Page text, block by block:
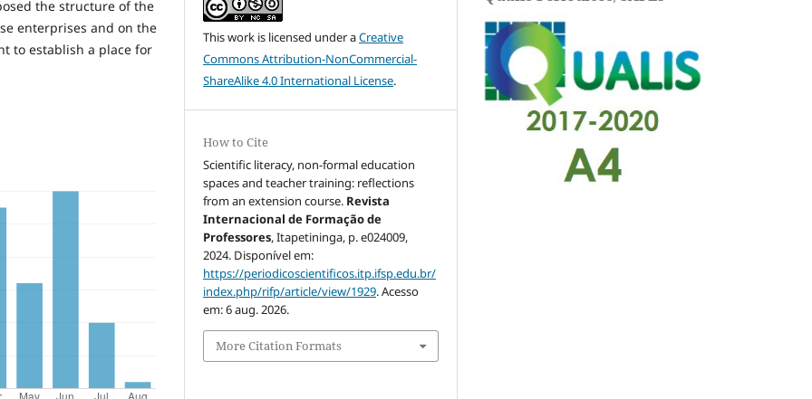
the structure of the
enterprises and on the
to establish a place for
This work is licensed under aCreative
Commons Attribution-NonCommercial-
ShareAlike 4.0 International License.
How to Cite
Scientific literacy, non-formal education
spaces and teacher training: reflections
from an extension course. Revista
Internacional de Formação de
Professores, Itapetininga, p. e024009,
2024. Disponível em:
https://periodicoscientificos.itp.ifsp.edu.br/
index.php/rifp/article/view/1929. Acesso
em: 6 aug. 2026.
More Citation Formats